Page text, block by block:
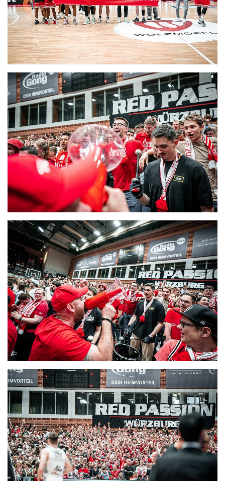
CLUB
DANCERS
PARTNER
WÜRZBURG-BASKETS-DYN
AKADEMIE